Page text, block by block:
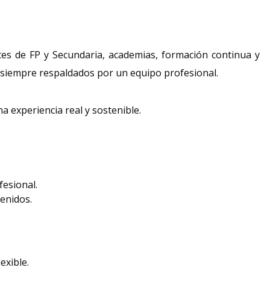
de FP y Secundaria, academias, formación continua y
respaldados por un equipo profesional.
experiencia real y sostenible.